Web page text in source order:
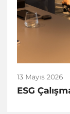
13 Mayıs 2026
ESG